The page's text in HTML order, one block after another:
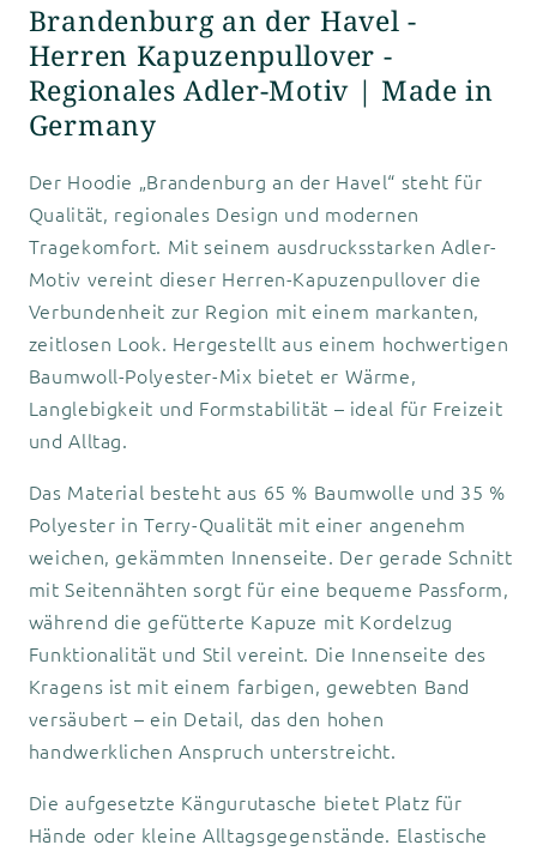
Brandenburg an der Havel -
Herren Kapuzenpullover -
Regionales Adler-Motiv | Made in
Germany
Der Hoodie „Brandenburg an der Havel“ steht für
Qualität, regionales Design und modernen
Tragekomfort. Mit seinem ausdrucksstarken Adler-
Motiv vereint dieser Herren-Kapuzenpullover die
Verbundenheit zur Region mit einem markanten,
zeitlosen Look. Hergestellt aus einem hochwertigen
Baumwoll-Polyester-Mix bietet er Wärme,
Langlebigkeit und Formstabilität – ideal für Freizeit
und Alltag.
Das Material besteht aus 65 % Baumwolle und 35 %
Polyester in Terry-Qualität mit einer angenehm
weichen, gekämmten Innenseite. Der gerade Schnitt
mit Seitennähten sorgt für eine bequeme Passform,
während die gefütterte Kapuze mit Kordelzug
Funktionalität und Stil vereint. Die Innenseite des
Kragens ist mit einem farbigen, gewebten Band
versäubert – ein Detail, das den hohen
handwerklichen Anspruch unterstreicht.
Die aufgesetzte Kängurutasche bietet Platz für
Hände oder kleine Alltagsgegenstände. Elastische